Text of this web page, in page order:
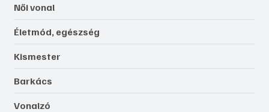
Női vonal
Életmód, egészség
Kismester
Barkács
Vonalzó